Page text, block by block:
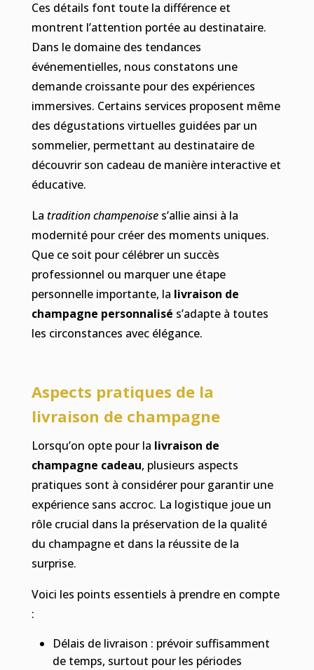
Ces détails font toute la différence et
montrent l’attention portée au destinataire.
Dans le domaine des tendances
événementielles, nous constatons une
demande croissante pour des expériences
immersives. Certains services proposent même
des dégustations virtuelles guidées par un
sommelier, permettant au destinataire de
découvrir son cadeau de manière interactive et
éducative.
La tradition champenoises’allie ainsi à la
modernité pour créer des moments uniques.
Que ce soit pour célébrer un succès
professionnel ou marquer une étape
personnelle importante, la livraison de
champagne personnalisé s’adapte à toutes
les circonstances avec élégance.
Aspects pratiques de la
livraison de champagne
Lorsqu’on opte pour la livraison de
champagne cadeau, plusieurs aspects
pratiques sont à considérer pour garantir une
expérience sans accroc. La logistique joue un
rôle crucial dans la préservation de la qualité
du champagne et dans la réussite de la
surprise.
Voici les points essentiels à prendre en compte
:
Délais de livraison : prévoir suffisamment
de temps, surtout pour les périodes